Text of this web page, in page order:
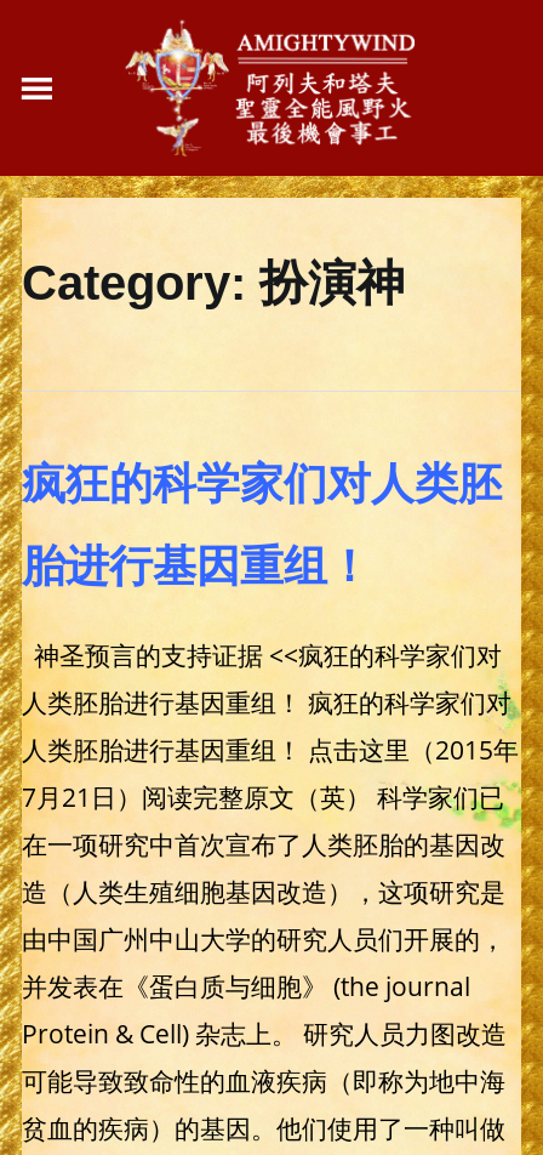
Category:扮演神
疯狂的科学家们对人类胚
胎进行基因重组！
神圣预言的支持证据 <<疯狂的科学家们对
人类胚胎进行基因重组！ 疯狂的科学家们对
人类胚胎进行基因重组！ 点击这里（2015年
7月21日）阅读完整原文（英） 科学家们已
在一项研究中首次宣布了人类胚胎的基因改
造（人类生殖细胞基因改造），这项研究是
由中国广州中山大学的研究人员们开展的，
并发表在《蛋白质与细胞》 (the journal
Protein & Cell) 杂志上。 研究人员力图改造
可能导致致命性的血液疾病（即称为地中海
贫血的疾病）的基因。他们使用了一种叫做